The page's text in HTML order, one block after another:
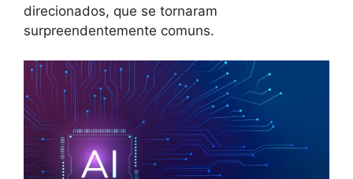
direcionados, que se tornaram
surpreendentemente comuns.